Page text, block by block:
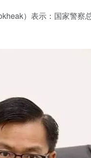
）表示：国家警察